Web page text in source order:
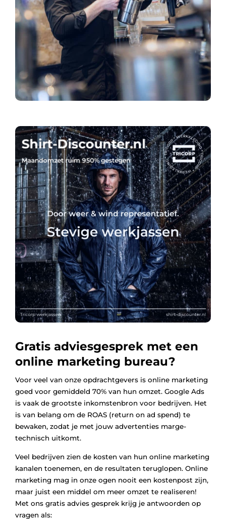
Shirt-Discounter.nl
Maandomzet ruim 950% gestegen
Gratis adviesgesprek met een
online marketing bureau?
Voor veel van onze opdrachtgevers is online marketing
goed voor gemiddeld 70% van hun omzet. Google Ads
is vaak de grootste inkomstenbron voor bedrijven. Het
is van belang om de ROAS (return on ad spend) te
bewaken, zodat je met jouw advertenties marge-
technisch uitkomt.
Veel bedrijven zien de kosten van hun online marketing
kanalen toenemen, en de resultaten teruglopen. Online
marketing mag in onze ogen nooit een kostenpost zijn,
maar juist een middel om meer omzet te realiseren!
Met ons gratis advies gesprek krijg je antwoorden op
vragen als: